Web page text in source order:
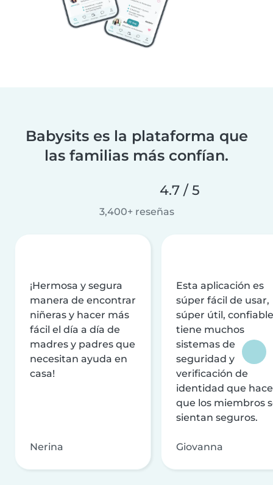
Babysits es la plataforma que
las familias más confían.
4.7 / 5
3,400+ reseñas
¡Hermosa y segura
manera de encontrar
niñeras y hacer más
fácil el día a día de
madres y padres que
necesitan ayuda en
casa!
Nerina
Esta aplicación es
súper fácil de usar,
súper útil,
tiene muchos
sistemas de
seguridad y
verificación de
identidad que
que los miembros
sientan seguros.
Giovanna